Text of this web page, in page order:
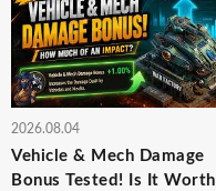
2026.08.04
Vehicle & Mech Damage
Bonus Tested! Is It Worth